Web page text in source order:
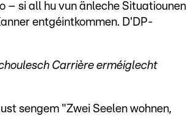
– si all hu vun änleche Situatiounen
entgéintkommen. D'DP-
Carrière erméiglecht
sengem "Zwei Seelen wohnen,